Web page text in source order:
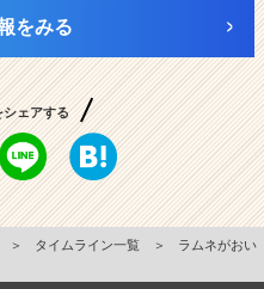
をみる
シェアする
＞ タイムライン一覧 ＞
ラムネがおい